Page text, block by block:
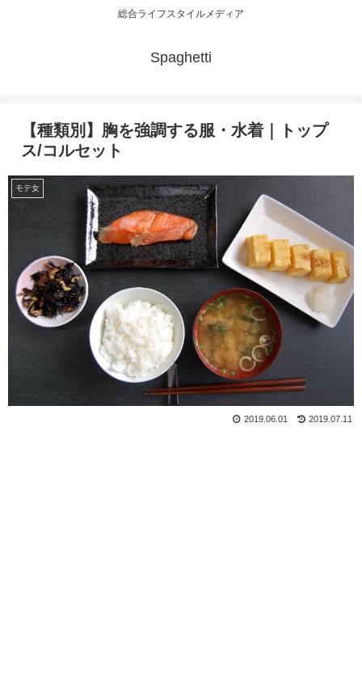
総合ライフスタイルメディア
Spaghetti
【種類別】胸を強調する服・水着｜トップ
ス/コルセット
モテ女
2019.07.11
2019.06.01